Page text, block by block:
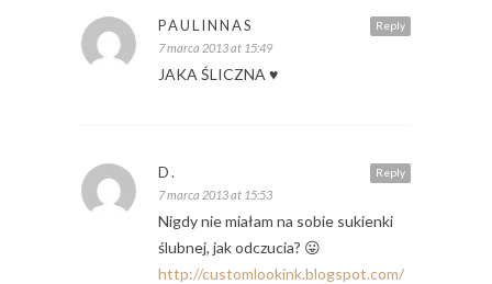
Reply
PAULINNAS
7 marca 2013 at 15:49
JAKA ŚLICZNA ♥
Reply
D.
7 marca 2013 at 15:53
Nigdy nie miałam na sobie sukienki
ślubnej, jak odczucia? 😛
http://customlookink.blogspot.com/